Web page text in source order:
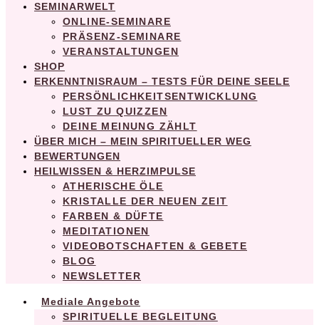
SEMINARWELT
ONLINE-SEMINARE
PRÄSENZ-SEMINARE
VERANSTALTUNGEN
SHOP
ERKENNTNISRAUM – TESTS FÜR DEINE SEELE
PERSÖNLICHKEITSENTWICKLUNG
LUST ZU QUIZZEN
DEINE MEINUNG ZÄHLT
ÜBER MICH – MEIN SPIRITUELLER WEG
BEWERTUNGEN
HEILWISSEN & HERZIMPULSE
ATHERISCHE ÖLE
KRISTALLE DER NEUEN ZEIT
FARBEN & DÜFTE
MEDITATIONEN
VIDEOBOTSCHAFTEN & GEBETE
BLOG
NEWSLETTER
Mediale Angebote
SPIRITUELLE BEGLEITUNG